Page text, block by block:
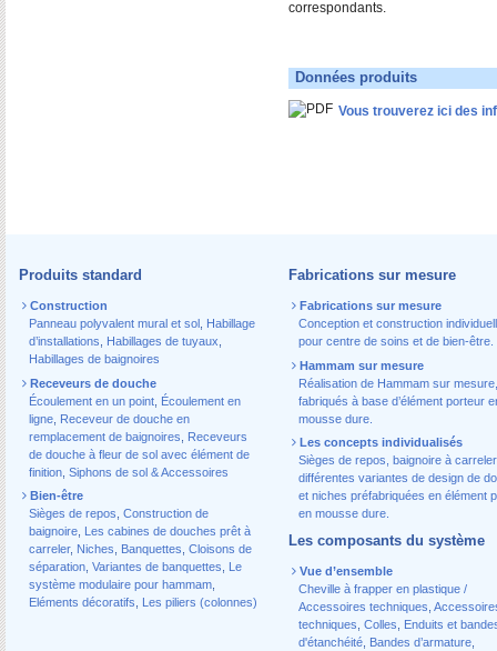
correspondants.
Données produits
Vous trouverez ici des
Produits standard
Construction
Panneau polyvalent mural et sol Habillage
d’installations
Habillages de tuyaux
Habillages de baignoires
Receveurs de douche
Écoulement en un point Écoulement en
ligne Receveur de douche en
remplacement de baignoires
Receveurs
de douche à fleur de sol avec élément de
finition Siphons de sol & Accessoires
Bien-être
Sièges de repos Construction de
baignoire
Les cabines de douches prêt à
carreler, Niches Banquettes Cloisons de
séparation Variantes de banquettes
Le
système modulaire pour hammam
Eléments décoratifs
Les piliers (colonnes)
Fabrications sur mesure
Fabrications sur mesure
Conception et construction
pour centre de soins et de bien-être.
Hammam sur mesure
Réalisation de Hammam sur mesure,
fabriqués à base d’élément porteur
mousse dure.
Les concepts individualisés
Sièges de repos, baignoire à
différentes variantes de design de
et niches préfabriquées en élément
en mousse dure.
Les composants du système
Vue d’ensemble
Cheville à frapper en plastique /
Accessoires techniques
techniques Colles
Enduits et
d'étanchéité, Bandes d’armature,